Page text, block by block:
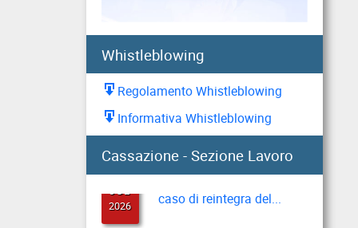
Pisa
05
AUG
2026
Prestiti: i criteri di
valutazione in caso di
altre trattenute
Whistleblowing
Regolamento Whistleblowing
Informativa Whistleblowing
Cassazione - Sezione Lavoro
10
2026
Cassazione: recupero